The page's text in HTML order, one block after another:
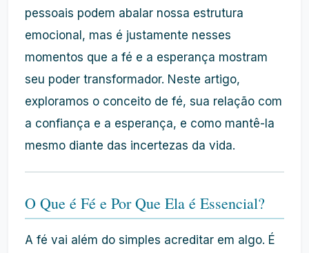
pessoais podem abalar nossa estrutura
emocional, mas é justamente nesses
momentos que a fé e a esperança mostram
seu poder transformador. Neste artigo,
exploramos o conceito de fé, sua relação com
a confiança e a esperança, e como mantê-la
mesmo diante das incertezas da vida.
O Que é Fé e Por Que Ela é Essencial?
A fé vai além do simples acreditar em algo. É